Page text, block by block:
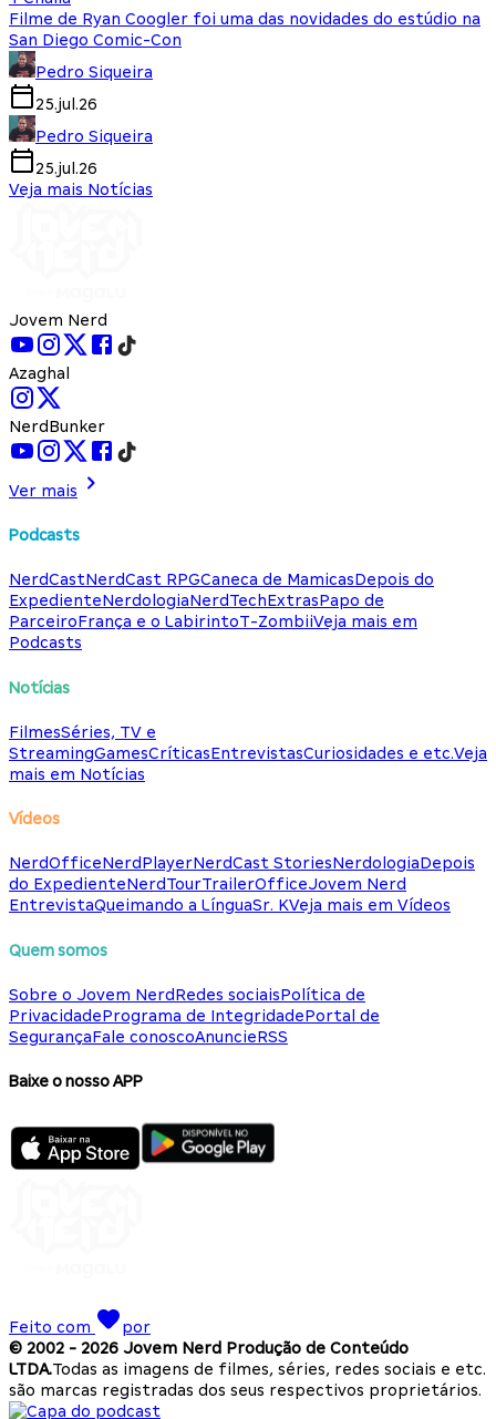
Filme de Ryan Coogler foi uma das novidades do estúdio na
San Diego Comic-Con
Pedro Siqueira
25.jul.26
Pedro Siqueira
25.jul.26
Veja mais Notícias
Jovem Nerd
Azaghal
NerdBunker
Ver mais
Podcasts
NerdCastNerdCast RPGCaneca de MamicasDepois do
ExpedienteNerdologiaNerdTechExtrasPapo de
ParceiroFrança e o LabirintoT-ZombiiVeja mais em
Podcasts
Notícias
FilmesSéries, TV e
StreamingGamesCríticasEntrevistasCuriosidades e etc.Veja
mais em Notícias
Vídeos
NerdOfficeNerdPlayerNerdCast StoriesNerdologiaDepois
do ExpedienteNerdTourTrailerOfficeJovem Nerd
EntrevistaQueimando a LínguaSr. KVeja mais em Vídeos
Quem somos
Sobre o Jovem NerdRedes sociaisPolítica de
PrivacidadePrograma de IntegridadePortal de
SegurançaFale conoscoAnuncieRSS
Baixe o nosso APP
Feito com
por
© 2002 - 2026 Jovem Nerd Produção de Conteúdo
LTDA.Todas as imagens de filmes, séries, redes sociais e etc.
são marcas registradas dos seus respectivos proprietários.